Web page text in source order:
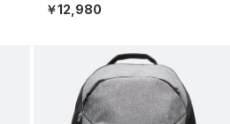
￥12,980